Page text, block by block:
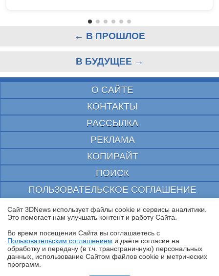
← В ПРОШЛОЕ
В БУДУЩЕЕ →
О САЙТЕ
КОНТАКТЫ
РАССЫЛКА
РЕКЛАМА
КОПИРАЙТ
ПОИСК
ПОЛЬЗОВАТЕЛЬСКОЕ СОГЛАШЕНИЕ
ЗАЩИЩЕНО CURATOR
© 1997—2026 Электронное периодическое издание "3ДНьюс" | Свидетельство о
выдано Федеральной Службой по надзору за соблюдением законодательства в сфере
массовых коммуникаций и охране культурного наследия
При цитировании документа ссылка на сайт с указанием автора обязательна. Полное
заимствование документа является нарушением
российского и международного законодательства и возможно только с согласия
Сайт 3DNews использует файлы cookie и сервисы аналитики.
Это помогает нам улучшать контент и работу Cайта.
Во время посещения Cайта вы соглашаетесь с
Пользовательским соглашением и даёте согласие на
обработку и передачу (в т.ч. трансграничную) персональных
данных, использование Cайтом файлов cookie и метрических
программ.